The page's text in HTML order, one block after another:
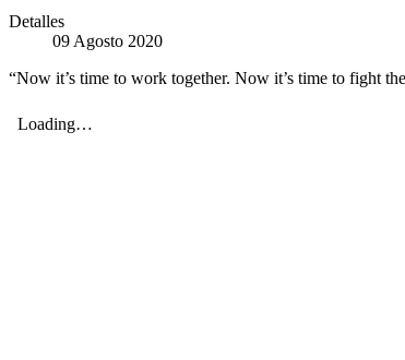
Detalles
09 Agosto 2020
“Now it’s time to work together. Now it’s time to fight